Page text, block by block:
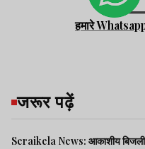
हमारे
जरूर पढ़ें
Seraikela News: आकाशीय बिजली